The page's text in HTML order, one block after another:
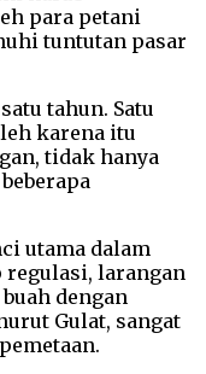
para petani
tuntutan pasar
tahun. Satu
karena itu
tidak hanya
utama dalam
regulasi, larangan
dengan
Gulat, sangat